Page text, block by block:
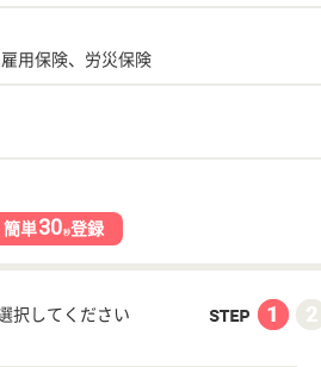
用保険、労災保険
簡単30秒登録
択してください